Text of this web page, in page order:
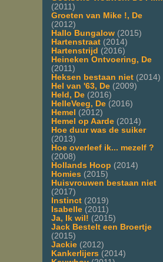
(2011)
Groeten van Mike !, De
(2012)
Hallo Bungalow (2015)
Hartenstraat (2014)
Hartenstrijd (2016)
Heineken Ontvoering, De
(2011)
Heksen bestaan niet (2014)
Hel van '63, De (2009)
Held, De (2016)
HelleVeeg, De (2016)
Hemel (2012)
Hemel op Aarde (2014)
Hoe duur was de suiker
(2013)
Hoe overleef ik... mezelf ?
(2008)
Hollands Hoop (2014)
Homies (2015)
Huisvrouwen bestaan niet
(2017)
Instinct (2019)
Isabelle (2011)
Ja, Ik wil! (2015)
Jack Bestelt een Broertje
(2015)
Jackie (2012)
Kankerlijers (2014)